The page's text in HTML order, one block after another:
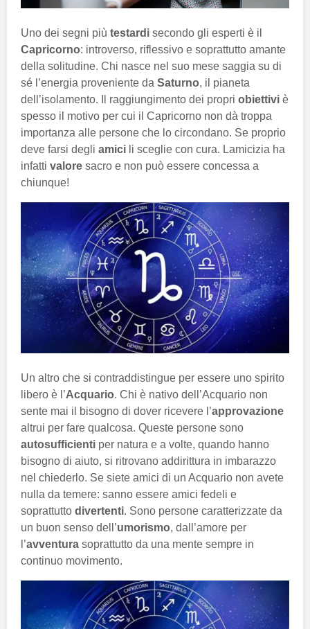
Uno dei segni più testardi secondo gli esperti è il
Capricorno: introverso, riflessivo e soprattutto amante
della solitudine. Chi nasce nel suo mese saggia su di
sé l’energia proveniente da Saturno, il pianeta
dell’isolamento. Il raggiungimento dei propri obiettivi è
spesso il motivo per cui il Capricorno non dà troppa
importanza alle persone che lo circondano. Se proprio
deve farsi degli amici li sceglie con cura. Lamicizia ha
infatti valore sacro e non può essere concessa a
chiunque!
Un altro che si contraddistingue per essere uno spirito
libero è l’Acquario. Chi è nativo dell’Acquario non
sente mai il bisogno di dover ricevere l’approvazione
altrui per fare qualcosa. Queste persone sono
autosufficienti per natura e a volte, quando hanno
bisogno di aiuto, si ritrovano addirittura in imbarazzo
nel chiederlo. Se siete amici di un Acquario non avete
nulla da temere: sanno essere amici fedeli e
soprattutto divertenti. Sono persone caratterizzate da
un buon senso dell’umorismo, dall’amore per
l’avventura soprattutto da una mente sempre in
continuo movimento.